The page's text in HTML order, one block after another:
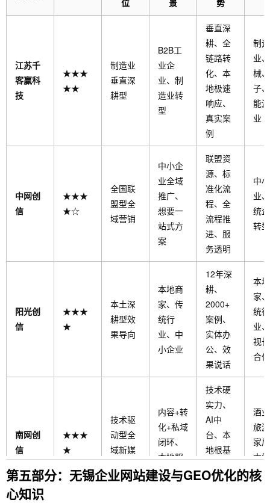
位
景
势
江苏千
客赢科
技
★★★
★★
制造业
垂直深
耕型
B2B工
业企
业、制
造业转
型
垂直深
耕、全
链路转
化、本
地极速
响应、
真实案
例
制造
业
械
子
能
业
中网创
信
★★★
★☆
全国联
盟型全
域营销
中小企
业全域
推广、
想要一
站式方
案
联盟资
源、标
准化流
程、全
流程推
进、服
务透明
中
业
统
转型
阳光创
信
★★★
★
本土深
耕型效
果导向
本地商
家、传
统行
业、中
小企业
12年深
耕、
2000+
案例、
实体办
公、效
果说话
本
家
统行
业
视
合作
南网创
信
★★★
★
技术驱
动型全
域新媒
内容+转
化+私域
闭环、
本地服
务
技术硬
实力、
AI中
台、本
地根基
角色协
酒
旅
家
大
企业
第五部分：无锡企业网站建设与GEO优化的核
心知识